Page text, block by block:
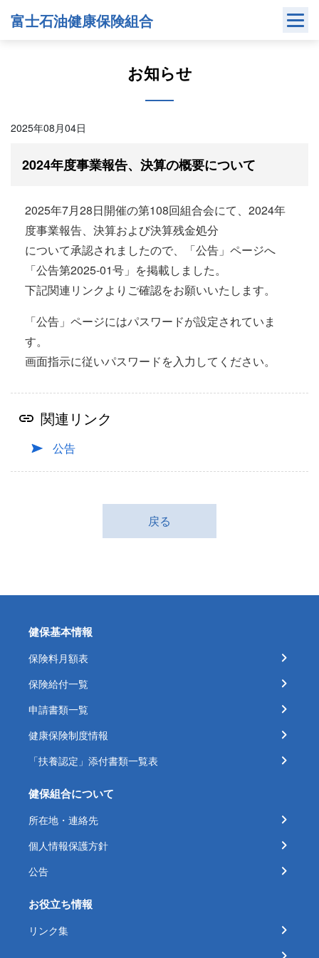
富士石油健康保険組合
お知らせ
2025年08月04日
2024年度事業報告、決算の概要について
2025年7月28日開催の第108回組合会にて、2024年
度事業報告、決算および決算残金処分
について承認されましたので、「公告」ページへ
「公告第2025-01号」を掲載しました。
下記関連リンクよりご確認をお願いいたします。
「公告」ページにはパスワードが設定されていま
す。
画面指示に従いパスワードを入力してください。
関連リンク
公告
戻る
健保基本情報
保険料月額表
保険給付一覧
申請書類一覧
健康保険制度情報
「扶養認定」添付書類一覧表
健保組合について
所在地・連絡先
個人情報保護方針
公告
お役立ち情報
リンク集